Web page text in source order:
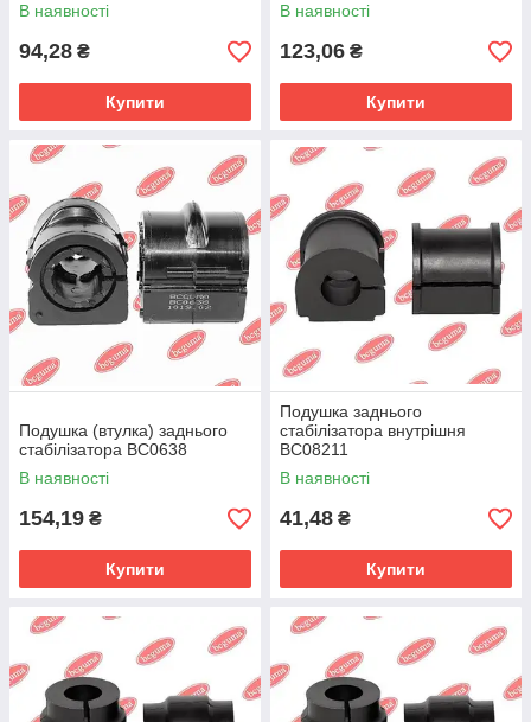
В наявності
94,28 ₴
Купити
В наявності
123,06 ₴
Купити
Подушка (втулка) заднього
стабілізатора BC0638
В наявності
154,19 ₴
Купити
Подушка заднього
стабілізатора внутрішня
BC08211
В наявності
41,48 ₴
Купити